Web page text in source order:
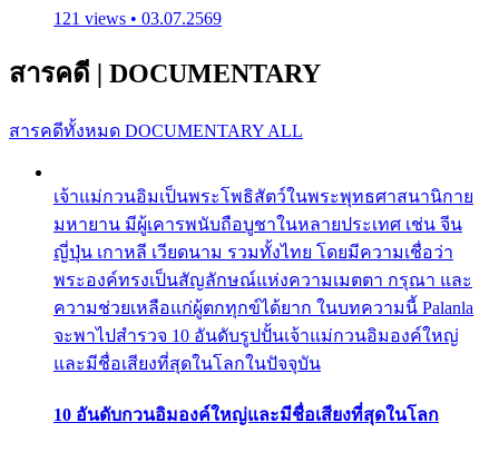
121 views • 03.07.2569
สารคดี | DOCUMENTARY
สารคดีทั้งหมด DOCUMENTARY ALL
เจ้าแม่กวนอิมเป็นพระโพธิสัตว์ในพระพุทธศาสนานิกาย
มหายาน มีผู้เคารพนับถือบูชาในหลายประเทศ เช่น จีน
ญี่ปุ่น เกาหลี เวียดนาม รวมทั้งไทย โดยมีความเชื่อว่า
พระองค์ทรงเป็นสัญลักษณ์แห่งความเมตตา กรุณา และ
ความช่วยเหลือแก่ผู้ตกทุกข์ได้ยาก ในบทความนี้ Palanla
จะพาไปสำรวจ 10 อันดับรูปปั้นเจ้าแม่กวนอิมองค์ใหญ่
และมีชื่อเสียงที่สุดในโลกในปัจจุบัน
10 อันดับกวนอิมองค์ใหญ่และมีชื่อเสียงที่สุดในโลก